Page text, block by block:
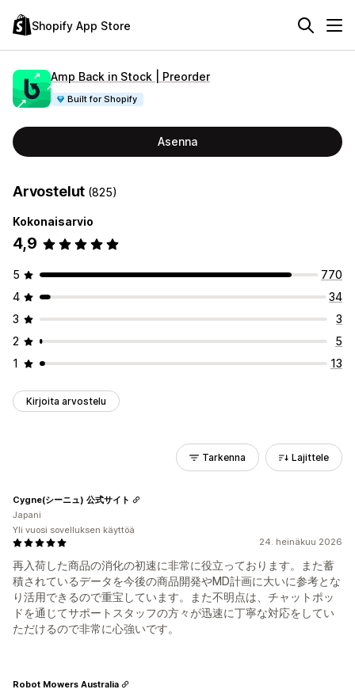
Shopify App Store
Amp Back in Stock | Preorder
Built for Shopify
Asenna
Arvostelut (825)
Kokonaisarvio
4,9
5
770
4
34
3
3
2
5
1
13
Kirjoita arvostelu
Tarkenna Lajittele
24. heinäkuu 2026
再入荷した商品の消化の初速に非常に役立っております。また蓄
積されているデータを今後の商品開発やMD計画に大いに参考とな
り活用できるので重宝しています。また不明点は、チャットポッ
ドを通じてサポートスタッフの方々が迅速に丁寧な対応をしてい
ただけるので非常に心強いです。
Cygne(シーニュ) 公式サイト
Japani
Yli vuosi sovelluksen käyttöä
Robot Mowers Australia